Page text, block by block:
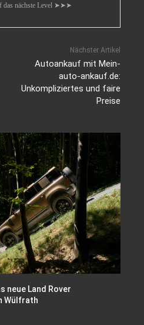
das nächste Level ➤➤➤
Nächster Artikel
Autoankauf mit Mein-
auto-ankauf.de:
Unkompliziertes und faire
Preise
neue Land Rover
Wülfrath